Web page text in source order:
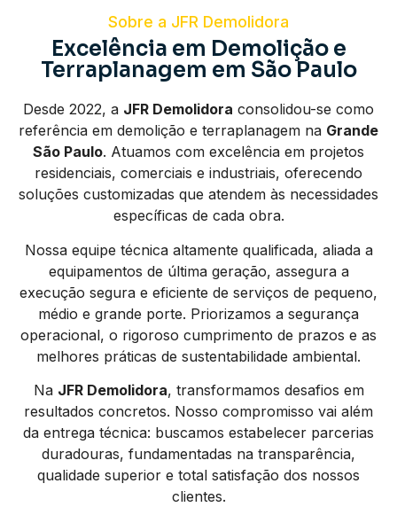
Sobre a JFR Demolidora
Excelência em Demolição e
Terraplanagem em São Paulo
Desde 2022, a JFR Demolidora consolidou-se como
referência em demolição e terraplanagem na Grande
São Paulo. Atuamos com excelência em projetos
residenciais, comerciais e industriais, oferecendo
soluções customizadas que atendem às necessidades
específicas de cada obra.
Nossa equipe técnica altamente qualificada, aliada a
equipamentos de última geração, assegura a
execução segura e eficiente de serviços de pequeno,
médio e grande porte. Priorizamos a segurança
operacional, o rigoroso cumprimento de prazos e as
melhores práticas de sustentabilidade ambiental.
Na JFR Demolidora, transformamos desafios em
resultados concretos. Nosso compromisso vai além
da entrega técnica: buscamos estabelecer parcerias
duradouras, fundamentadas na transparência,
qualidade superior e total satisfação dos nossos
clientes.